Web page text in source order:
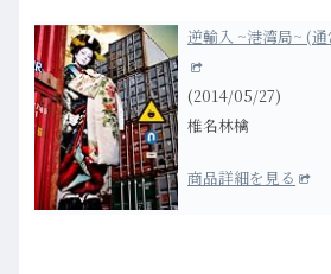
逆輸入 ~港湾局~ (
(2014/05/27)
椎名林檎
商品詳細を見る